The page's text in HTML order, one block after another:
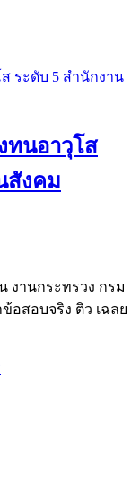
ทนอาวุโส
สังคม
งานกระทรวง กรม
อสอบจริง ติว เฉลย